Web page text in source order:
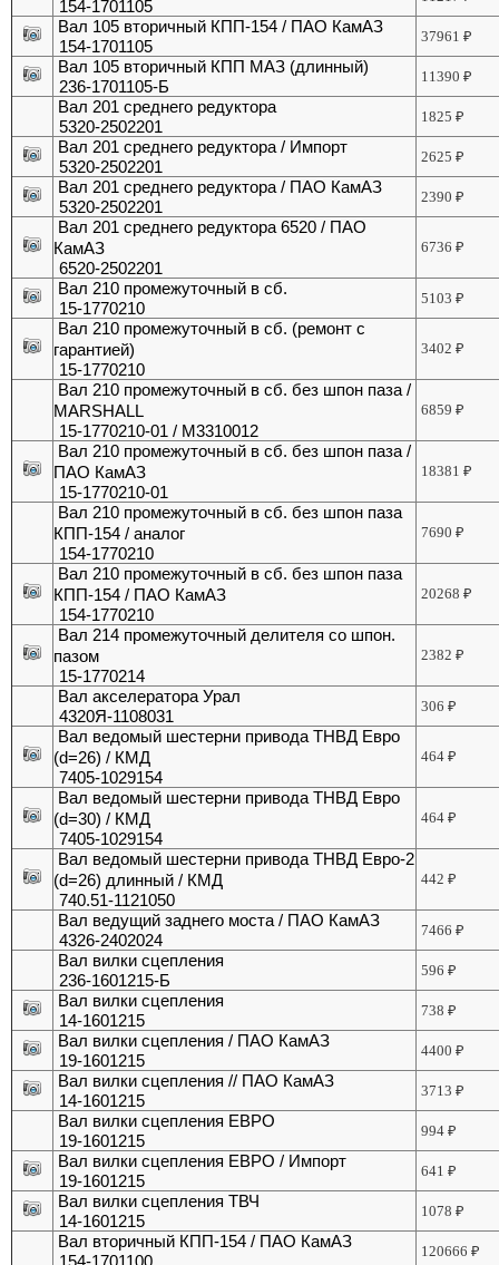
154-1701105
Вал 105 вторичный КПП-154 / ПАО КамАЗ
154-1701105
37961₽
Вал 105 вторичный КПП МАЗ (длинный)
236-1701105-Б
11390₽
Вал 201 среднего редуктора
5320-2502201
1825₽
Вал 201 среднего редуктора / Импорт
5320-2502201
2625₽
Вал 201 среднего редуктора / ПАО КамАЗ
5320-2502201
2390₽
Вал 201 среднего редуктора 6520 / ПАО
КамАЗ
6520-2502201
6736₽
Вал 210 промежуточный в сб.
15-1770210
5103₽
Вал 210 промежуточный в сб. (ремонт с
гарантией)
15-1770210
3402₽
Вал 210 промежуточный в сб. без шпон паза /
MARSHALL
15-1770210-01 / M3310012
6859₽
Вал 210 промежуточный в сб. без шпон паза /
ПАО КамАЗ
15-1770210-01
18381₽
Вал 210 промежуточный в сб. без шпон паза
КПП-154 / аналог
154-1770210
7690₽
Вал 210 промежуточный в сб. без шпон паза
КПП-154 / ПАО КамАЗ
154-1770210
20268₽
Вал 214 промежуточный делителя со шпон.
пазом
15-1770214
2382₽
Вал акселератора Урал
4320Я-1108031
306₽
Вал ведомый шестерни привода ТНВД Евро
(d=26) / КМД
7405-1029154
464₽
Вал ведомый шестерни привода ТНВД Евро
(d=30) / КМД
7405-1029154
464₽
Вал ведомый шестерни привода ТНВД Евро-2
(d=26) длинный / КМД
740.51-1121050
442₽
Вал ведущий заднего моста / ПАО КамАЗ
4326-2402024
7466₽
Вал вилки сцепления
236-1601215-Б
596₽
Вал вилки сцепления
14-1601215
738₽
Вал вилки сцепления / ПАО КамАЗ
19-1601215
4400₽
Вал вилки сцепления // ПАО КамАЗ
14-1601215
3713₽
Вал вилки сцепления ЕВРО
19-1601215
994₽
Вал вилки сцепления ЕВРО / Импорт
19-1601215
641₽
Вал вилки сцепления ТВЧ
14-1601215
1078₽
Вал вторичный КПП-154 / ПАО КамАЗ
120666₽